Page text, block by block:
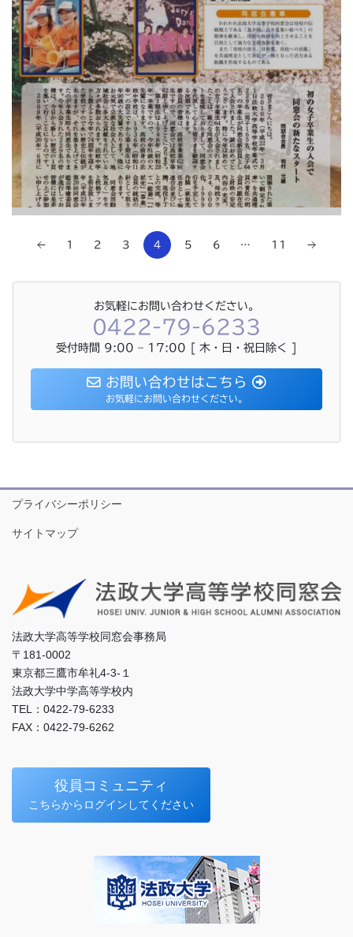
1 2 3 4 5 6 … 11
お気軽にお問い合わせください。
0422-79-6233
受付時間 9:00 – 17:00 [ 木・日・祝日除く ]
お問い合わせはこちら
お気軽にお問い合わせください。
プライバシーポリシー
サイトマップ
法政大学高等学校同窓会事務局
〒181-0002
東京都三鷹市牟礼4-3-１
法政大学中学高等学校内
TEL：0422-79-6233
FAX：0422-79-6262
役員コミュニティ
こちらからログインしてください